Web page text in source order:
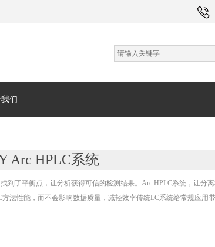
们
Arc HPLC系统
到了平衡点，让分析获得可信的检测结果。Arc HPLC系统，让分
法性能，而不会影响数据质量，减轻效率传统LC系统给常规应用带